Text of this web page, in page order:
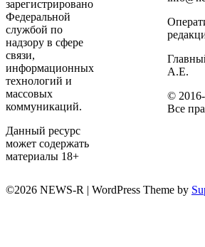
зарегистрировано
Федеральной
службой по
надзору в сфере
связи,
информационных
технологий и
массовых
коммуникаций.
Данный ресурс
может содержать
материалы 18+
А.Е.
©
Все
©2026 NEWS-R | WordPress Theme by